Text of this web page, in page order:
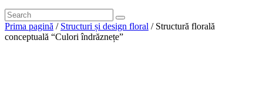
Prima pagină / Structuri și design floral / Structură florală
conceptuală “Culori îndrăznețe”